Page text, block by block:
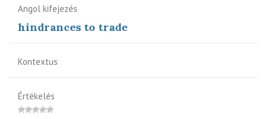
Angol kifejezés
hindrances to trade
Kontextus
Értékelés